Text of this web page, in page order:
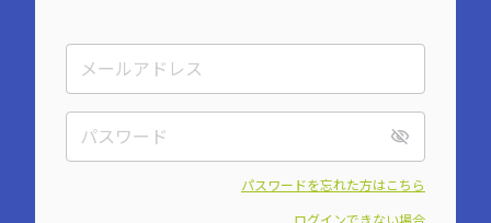
パスワードを忘れた方はこちら